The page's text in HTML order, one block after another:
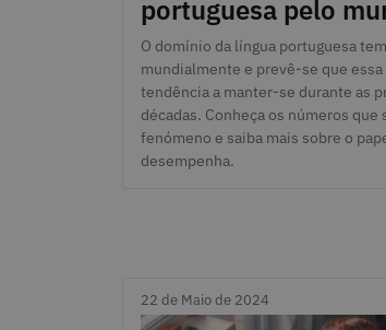
portuguesa pelo
O domínio da língua portuguesa
mundialmente e prevê-se que essa
tendência a manter-se durante as
décadas. Conheça os números
fenómeno e saiba mais sobre o
desempenha.
22 de Maio de 2024